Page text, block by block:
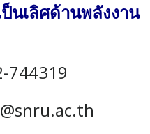
นเลิศด้านพลังงาน